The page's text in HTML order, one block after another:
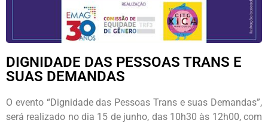
DIGNIDADE DAS PESSOAS TRANS E
SUAS DEMANDAS
O evento “Dignidade das Pessoas Trans e suas Demandas”,
será realizado no dia 15 de junho, das 10h30 às 12h00, com